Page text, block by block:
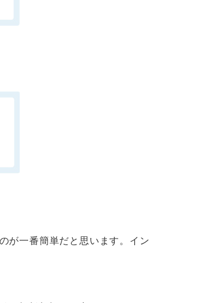
が一番簡単だと思います。イン